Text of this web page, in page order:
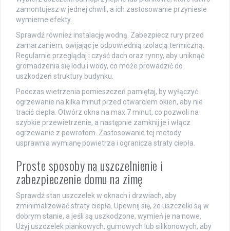
zamontujesz w jednej chwili, a ich zastosowanie przyniesie
wymierne efekty.
Sprawdź również instalację wodną. Zabezpiecz rury przed
zamarzaniem, owijając je odpowiednią izolacją termiczną.
Regularnie przeglądaj i czyść dach oraz rynny, aby uniknąć
gromadzenia się lodu i wody, co może prowadzić do
uszkodzeń struktury budynku.
Podczas wietrzenia pomieszczeń pamiętaj, by wyłączyć
ogrzewanie na kilka minut przed otwarciem okien, aby nie
tracić ciepła. Otwórz okna na max 7 minut, co pozwoli na
szybkie przewietrzenie, a następnie zamknij je i włącz
ogrzewanie z powrotem. Zastosowanie tej metody
usprawnia wymianę powietrza i ogranicza straty ciepła.
Proste sposoby na uszczelnienie i
zabezpieczenie domu na zimę
Sprawdź stan uszczelek w oknach i drzwiach, aby
zminimalizować straty ciepła. Upewnij się, że uszczelki są w
dobrym stanie, a jeśli są uszkodzone, wymień je na nowe.
Użyj uszczelek piankowych, gumowych lub silikonowych, aby